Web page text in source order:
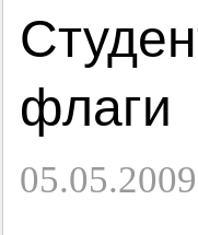
флаги